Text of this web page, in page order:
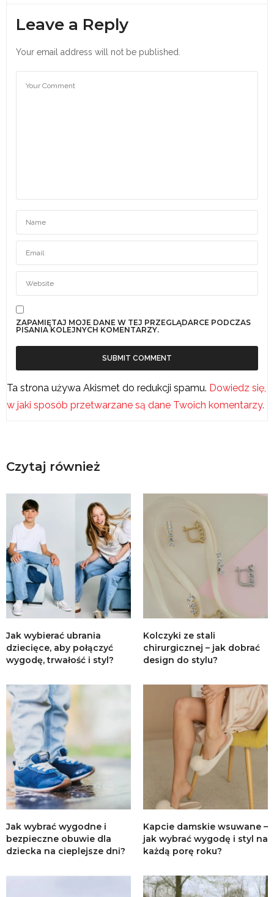
Leave a Reply
Your email address will not be published.
ZAPAMIĘTAJ MOJE DANE W TEJ PRZEGLĄDARCE PODCZAS
PISANIA KOLEJNYCH KOMENTARZY.
Ta strona używa Akismet do redukcji spamu. Dowiedz się,
w jaki sposób przetwarzane są dane Twoich komentarzy.
Czytaj również
Jak wybierać ubrania
dziecięce, aby połączyć
wygodę, trwałość i styl?
Kolczyki ze stali
chirurgicznej – jak dobrać
design do stylu?
Jak wybrać wygodne i
bezpieczne obuwie dla
dziecka na cieplejsze dni?
Kapcie damskie wsuwane –
jak wybrać wygodę i styl na
każdą porę roku?